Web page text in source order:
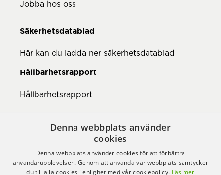
Jobba hos oss
Säkerhetsdatablad
Här kan du ladda ner säkerhetsdatablad
Hållbarhetsrapport
Hållbarhetsrapport
Denna webbplats använder
cookies
Denna webbplats använder cookies för att förbättra
användarupplevelsen. Genom att använda vår webbplats samtycker
du till alla cookies i enlighet med vår cookiepolicy. Läs mer